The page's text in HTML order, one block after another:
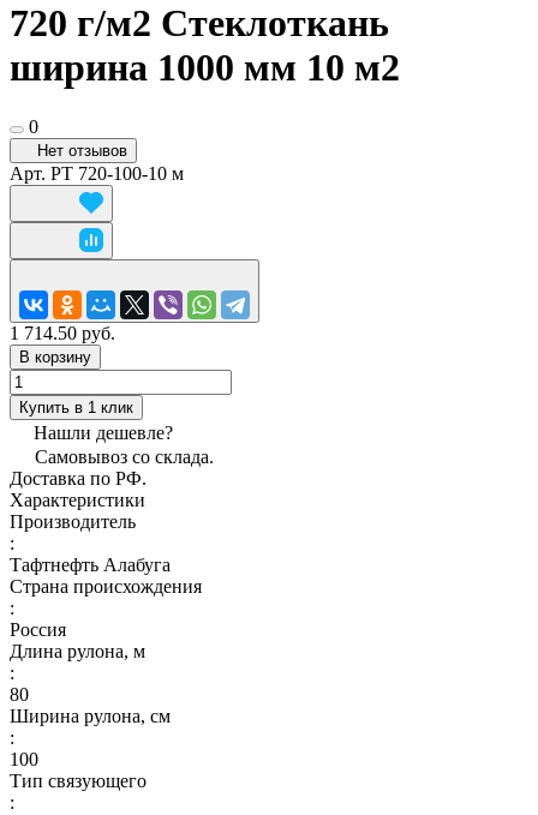
720 г/м2 Стеклоткань
ширина 1000 мм 10 м2
0
Нет отзывов
Арт. РТ 720-100-10 м
1 714.50 руб.
В корзину
Купить в 1 клик
Нашли дешевле?
Самовывоз со склада.
Доставка по РФ.
Характеристики
Производитель
:
Тафтнефть Алабуга
Страна происхождения
:
Россия
Длина рулона, м
:
80
Ширина рулона, см
:
100
Тип связующего
: